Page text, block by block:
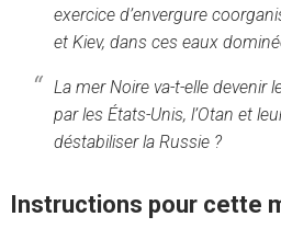
exercice d’envergure
et Kiev, dans ces eaux
La mer Noire va-t-elle devenir
par les États-Unis, l’Otan et
déstabiliser la Russie ?
Instructions pour cette